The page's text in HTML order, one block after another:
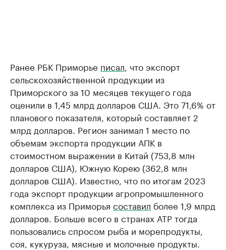
Ранее РБК Приморье писал , что экспорт
сельскохозяйственной продукции из
Приморского за 10 месяцев текущего года
оценили в 1,45 млрд долларов США. Это 71,6% от
планового показателя, который составляет 2
млрд долларов. Регион занимал 1 место по
объемам экспорта продукции АПК в
стоимостном выражении в Китай (753,8 млн
долларов США), Южную Корею (362,8 млн
долларов США). Известно, что по итогам 2023
года экспорт продукции агропромышленного
комплекса из Приморья составил более 1,9 млрд
долларов. Больше всего в странах АТР тогда
пользовались спросом рыба и морепродукты,
соя, кукуруза, мясные и молочные продукты.